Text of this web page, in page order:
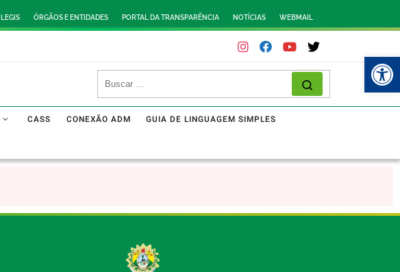
LEGIS ÓRGÃOS E ENTIDADES PORTAL DA TRANSPARÊNCIA NOTÍCIAS WEBMAIL
CASS CONEXÃO ADM GUIA DE LINGUAGEM SIMPLES